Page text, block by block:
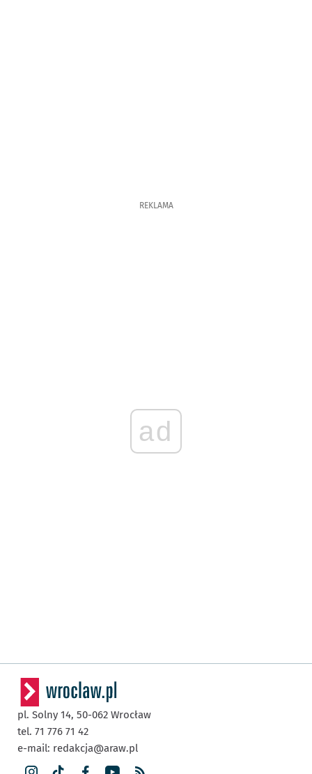
REKLAMA
ad
pl. Solny 14, 50-062 Wrocław
tel. 71 776 71 42
e-mail: redakcja@araw.pl